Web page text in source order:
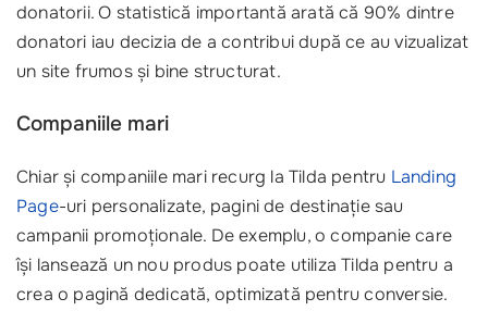
donatorii. O statistică importantă arată că 90% dintre
donatori iau decizia de a contribui după ce au vizualizat
un site frumos și bine structurat.
Companiile mari
Chiar și companiile mari recurg la Tilda pentru Landing
Page-uri personalizate, pagini de destinație sau
campanii promoționale. De exemplu, o companie care
își lansează un nou produs poate utiliza Tilda pentru a
crea o pagină dedicată, optimizată pentru conversie.